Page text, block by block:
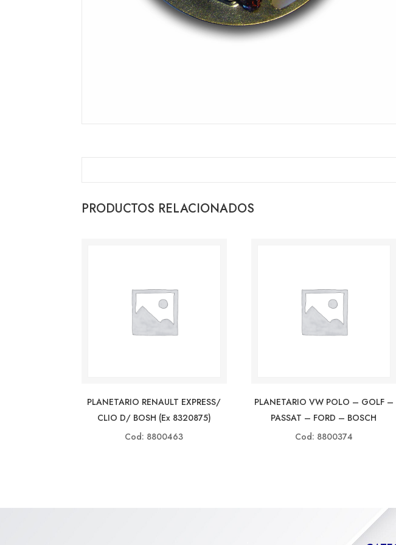
PRODUCTOS RELACIONADOS
PLANETARIO RENAULT EXPRESS/
CLIO D/ BOSH (ex 8320875)
Cod: 8800463
PLANETARIO VW POLO – GOLF –
PASSAT – FORD – BOSCH
Cod: 8800374